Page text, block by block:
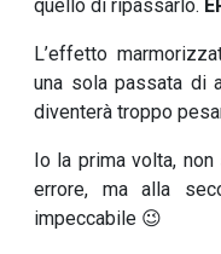
quello di ripassarlo.
L’effetto
una sola passata di
diventerà troppo
Io la prima volta,
errore, ma alla
impeccabile 😉